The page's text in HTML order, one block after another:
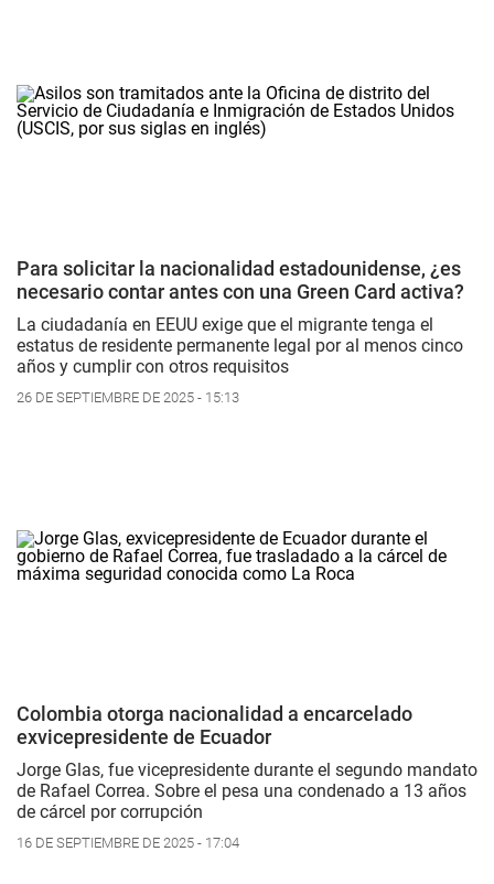
Para solicitar la nacionalidad estadounidense, ¿es
necesario contar antes con una Green Card activa?
La ciudadanía en EEUU exige que el migrante tenga el
estatus de residente permanente legal por al menos cinco
años y cumplir con otros requisitos
26 DE SEPTIEMBRE DE 2025 - 15:13
Colombia otorga nacionalidad a encarcelado
exvicepresidente de Ecuador
Jorge Glas, fue vicepresidente durante el segundo mandato
de Rafael Correa. Sobre el pesa una condenado a 13 años
de cárcel por corrupción
16 DE SEPTIEMBRE DE 2025 - 17:04